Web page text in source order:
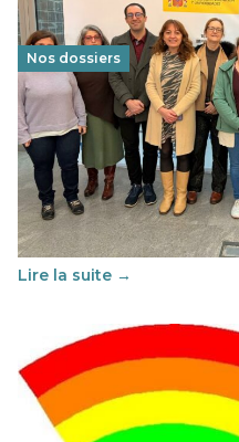
Nos dossiers
Éducation au vivre-
franco-espagnol pour
29 juin 2026-National
Cette année, l'UNSA
soutenu par l'union
au vivre-ensemble : quelles
Lire la suite →